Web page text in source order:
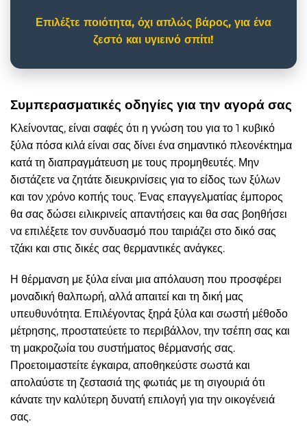
Επιλέξτε ποιότητα, όχι απλώς βάρος, για ένα
ζεστό και υγιεινό σπίτι!
Συμπερασματικές οδηγίες για την αγορά σας
Κλείνοντας, είναι σαφές ότι η γνώση του για το 1 κυβικό
ξύλα πόσα κιλά είναι σας δίνει ένα σημαντικό πλεονέκτημα
κατά τη διαπραγμάτευση με τους προμηθευτές. Μην
διστάζετε να ζητάτε διευκρινίσεις για το είδος των ξύλων
και τον χρόνο κοπής τους. Ένας επαγγελματίας έμπορος
θα σας δώσει ειλικρινείς απαντήσεις και θα σας βοηθήσει
να επιλέξετε τον συνδυασμό που ταιριάζει στο δικό σας
τζάκι και στις δικές σας θερμαντικές ανάγκες.
Η θέρμανση με ξύλα είναι μια απόλαυση που προσφέρει
μοναδική θαλπωρή, αλλά απαιτεί και τη δική μας
υπευθυνότητα. Επιλέγοντας ξηρά ξύλα και σωστή μέθοδο
μέτρησης, προστατεύετε το περιβάλλον, την τσέπη σας και
τη μακροζωία του συστήματος θέρμανσής σας.
Προετοιμαστείτε έγκαιρα, αποθηκεύστε σωστά και
απολαύστε τη ζεστασιά της φωτιάς με τη σιγουριά ότι
κάνατε την καλύτερη δυνατή επιλογή για την οικογένειά
σας.